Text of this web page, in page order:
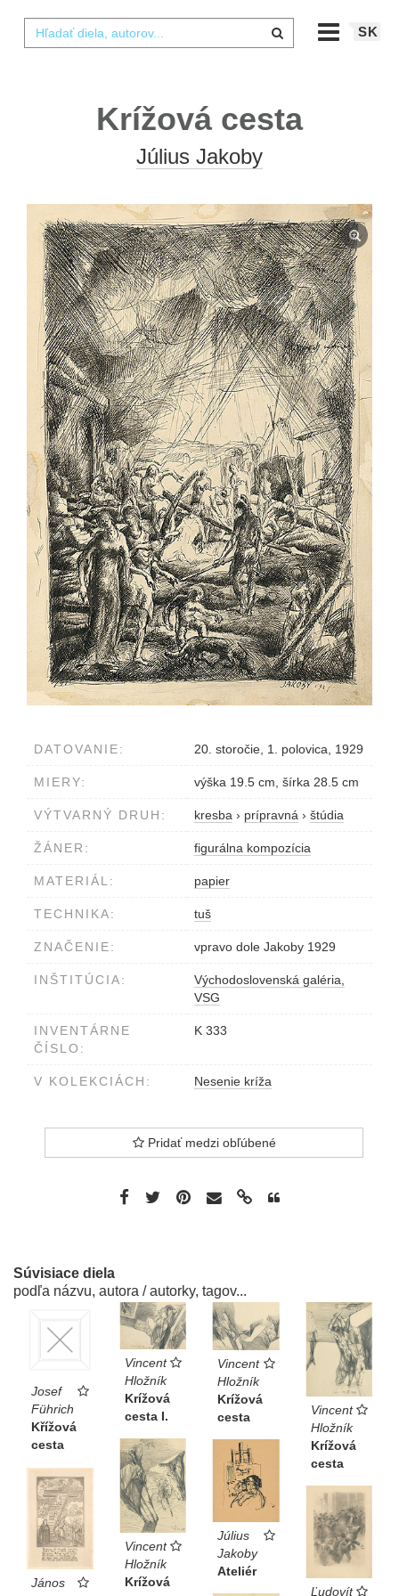
SK
Krížová cesta
Július Jakoby
DATOVANIE: 20. storočie, 1. polovica, 1929
MIERY: výška 19.5 cm, šírka 28.5 cm
VÝTVARNÝ DRUH: kresba › prípravná › štúdia
ŽÁNER: figurálna kompozícia
MATERIÁL: papier
TECHNIKA: tuš
ZNAČENIE: vpravo dole Jakoby 1929
INŠTITÚCIA:
Východoslovenská galéria,
VSG
INVENTÁRNE
ČÍSLO:
K 333
V KOLEKCIÁCH: Nesenie kríža
Pridať medzi obľúbené
Súvisiace diela
podľa názvu, autora / autorky, tagov...
Josef
Führich
Křížová
cesta
Vincent
Hložník
Krížová
cesta I.
Vincent
Hložník
Krížová
cesta
Vincent
Hložník
Krížová
cesta
Vincent
Hložník
Krížová
Július
Jakoby
Ateliér
János
Ľudovít